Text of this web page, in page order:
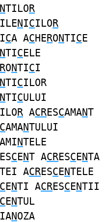
NTILOR
NICILOR
CA ACHERONTICE
NTICELE
RONTICI
NTICILOR
NTICULUI
ILOR ACRESCAMANT
CAMANTULUI
AMINTELE
ESCENT ACRESCENTA
TEI ACRESCENTELE
CENTI ACRESCENTII
CENTUL
IANOZA